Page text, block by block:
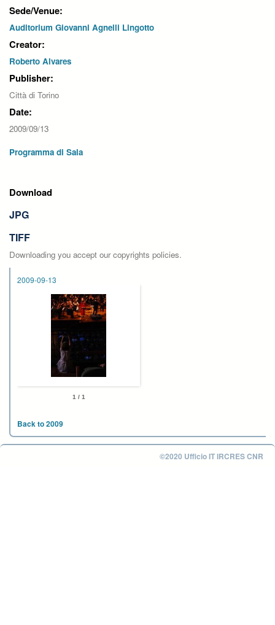
Sede/Venue:
Auditorium Giovanni Agnelli Lingotto
Creator:
Roberto Alvares
Publisher:
Città di Torino
Date:
2009/09/13
Programma di Sala
Download
JPG
TIFF
Downloading you accept our copyrights policies.
2009-09-13
1 / 1
Back to 2009
©2020 Ufficio IT IRCRES CNR